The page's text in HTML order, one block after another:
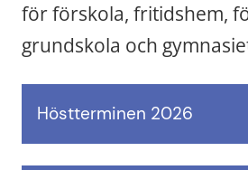
för förskola, fritidshem,
grundskola och
Höstterminen 2026